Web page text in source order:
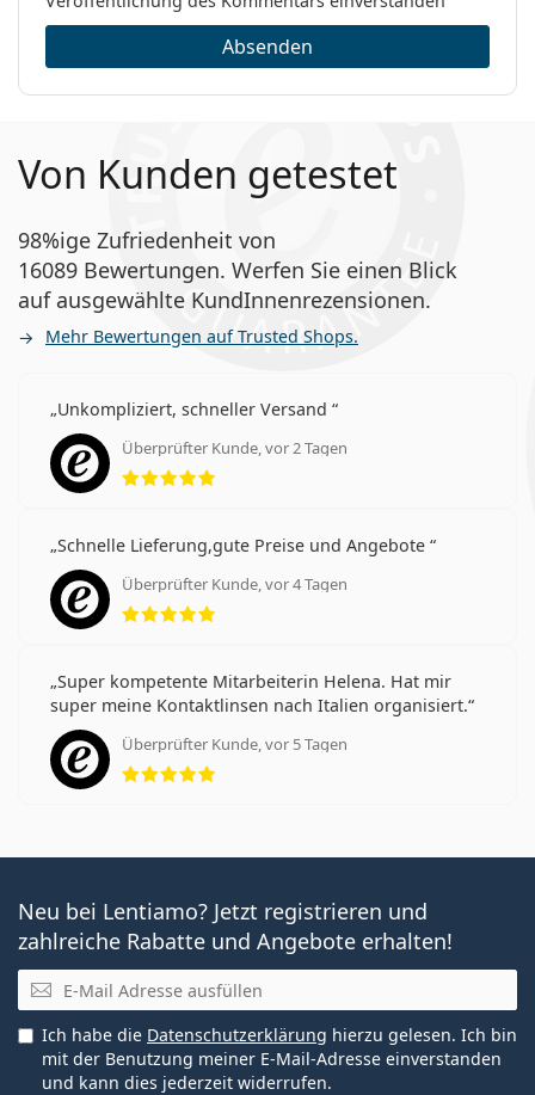
Andere multifokale Tageslinsen
Biotrue ONEday for Presbyopia
DAILIES Total 1 Multifocal
MyDay daily disposable Multifocal
Weitere Artikel aus unserem Blog
So lesen Sie die Parameter auf Ihrem
Gewöhnung an Kontaktlinsen: Wie lange dauert es?
Pflege von Kontaktlinsen
Kann man mit Kontaktlinsen duschen?
Der UV-Filter in Kontaktlinsen erhöht den Schutz der
Kontaktlinsen decken jedoch nicht das gesamte Auge
bzw. den gesamten Augenbereich ab, so dass eine
Kombination von Kontaktlinsen mit einem UV-Filter
und einer Sonnenbrille
schädlichen UV-Strahlen bietet.
die Anleitung.
Multifokale Linsen
Kontaktlinsen
Absenden
Von Kunden getestet
98%ige Zufriedenheit von
16089 Bewertungen. Werfen Sie einen Blick
auf ausgewählte KundInnenrezensionen.
Mehr Bewertungen auf Trusted Shops.
Unkompliziert, schneller Versand
Überprüfter Kunde, vor 2 Tagen
Bewertung 5 aus 5
Schnelle Lieferung,gute Preise und Angebote
Überprüfter Kunde, vor 4 Tagen
Bewertung 5 aus 5
Super kompetente Mitarbeiterin Helena. Hat mir
super meine Kontaktlinsen nach Italien organisiert.
Überprüfter Kunde, vor 5 Tagen
Bewertung 5 aus 5
Neu bei Lentiamo? Jetzt registrieren und
zahlreiche Rabatte und Angebote erhalten!
E-Mail
Ich habe die Datenschutzerklärung hierzu gelesen. Ich bin
mit der Benutzung meiner E-Mail-Adresse einverstanden
und kann dies jederzeit widerrufen.